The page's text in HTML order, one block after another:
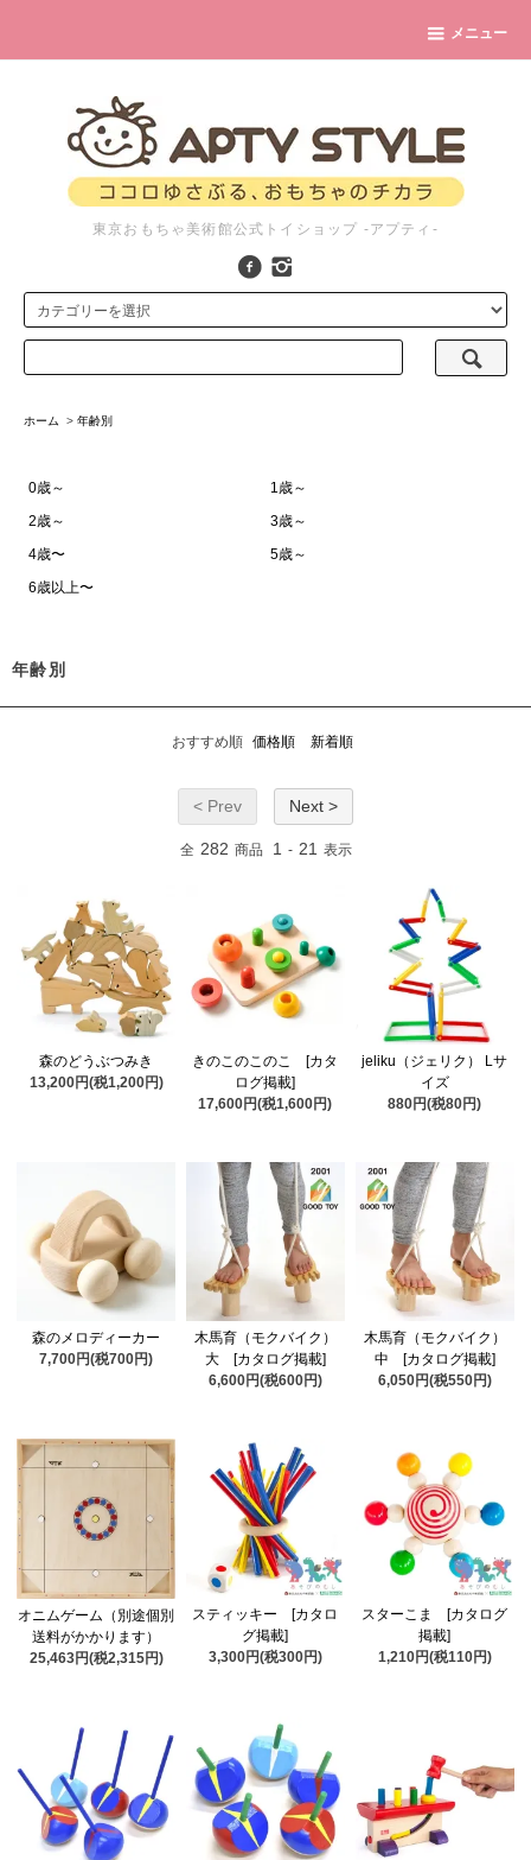
メニュー
東京おもちゃ美術館公式トイショップ -アプティ-
ホーム > 年齢別
0歳～
1歳～
2歳～
3歳～
4歳〜
5歳～
6歳以上〜
年齢別
おすすめ順 価格順 新着順
< Prev Next >
全 282 商品 1 - 21 表示
森のどうぶつみき
13,200円(税1,200円)
きのこのこのこ [カタ
ログ掲載]
17,600円(税1,600円)
jeliku（ジェリク） Lサ
イズ
880円(税80円)
森のメロディーカー
7,700円(税700円)
木馬育（モクバイク）
大 [カタログ掲載]
6,600円(税600円)
木馬育（モクバイク）
中 [カタログ掲載]
6,050円(税550円)
オニムゲーム（別途個別
送料がかかります）
25,463円(税2,315円)
スティッキー [カタロ
グ掲載]
3,300円(税300円)
スターこま [カタログ
掲載]
1,210円(税110円)